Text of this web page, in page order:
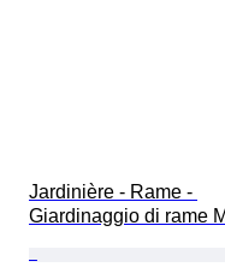
Jardinière - Rame -
Giardinaggio di rame